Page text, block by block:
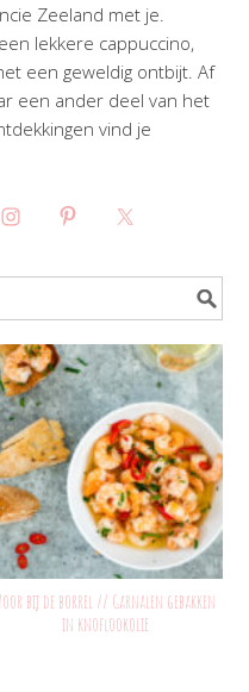
Zeeland met je.
lekkere cappuccino,
een geweldig ontbijt. Af
een ander deel van het
vind je
bij de borrel // Garnalen gebakken
in knoflookolie